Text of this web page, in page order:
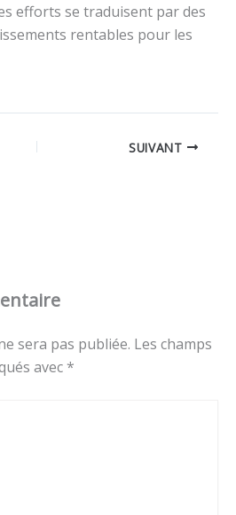
efforts se traduisent par des
rentables pour les
SUIVANT
sera pas publiée. Les champs
avec *